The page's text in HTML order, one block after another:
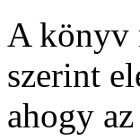
A könyv
szerint
ahogy